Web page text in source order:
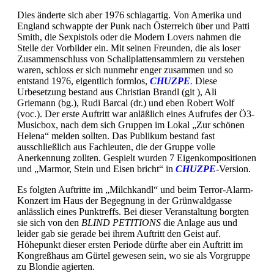
Dies änderte sich aber 1976 schlagartig. Von Amerika und
England schwappte der Punk nach Österreich über und Patti
Smith, die Sexpistols oder die Modern Lovers nahmen die
Stelle der Vorbilder ein. Mit seinen Freunden, die als loser
Zusammenschluss von Schallplattensammlern zu verstehen
waren, schloss er sich nunmehr enger zusammen und so
entstand 1976, eigentlich formlos, CHUZPE. Diese
Urbesetzung bestand aus Christian Brandl (git ), Ali
Griemann (bg.), Rudi Barcal (dr.) und eben Robert Wolf
(voc.). Der erste Auftritt war anläßlich eines Aufrufes der Ö3-
Musicbox, nach dem sich Gruppen im Lokal „Zur schönen
Helena“ melden sollten. Das Publikum bestand fast
ausschließlich aus Fachleuten, die der Gruppe volle
Anerkennung zollten. Gespielt wurden 7 Eigenkompositionen
und „Marmor, Stein und Eisen bricht“ in CHUZPE-Version.
Es folgten Auftritte im „Milchkandl“ und beim Terror-Alarm-
Konzert im Haus der Begegnung in der Grünwaldgasse
anlässlich eines Punktreffs. Bei dieser Veranstaltung borgten
sie sich von den BLIND PETITIONS die Anlage aus und
leider gab sie gerade bei ihrem Auftritt den Geist auf.
Höhepunkt dieser ersten Periode dürfte aber ein Auftritt im
Kongreßhaus am Gürtel gewesen sein, wo sie als Vorgruppe
zu Blondie agierten.